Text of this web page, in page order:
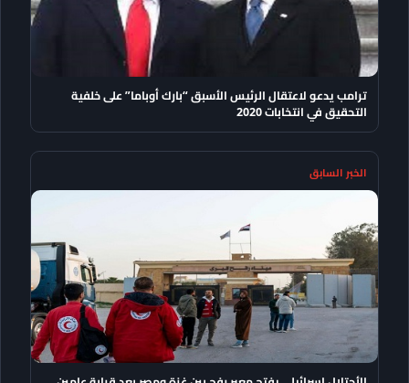
ترامب يدعو لاعتقال الرئيس الأسبق “بارك أوباما” على خلفية
التحقيق في انتخابات 2020
الخبر السابق